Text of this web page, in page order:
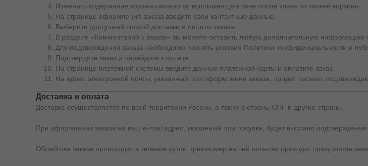
Изменить содержание корзины можно во всплывающем окне после клика по иконке корзины.
На странице оформления заказа введите свои контактные данные.
Выберите доступный способ доставки и оплаты заказа.
В разделе «Комментарий к заказу» вы можете оставить любую дополнительную информацию
Для подтверждения заказа необходимо принять условия Политики конфиденциальности и
Подтвердите заказ и перейдите к оплате.
На странице платежной системы введите данные платежной карты и оплатите заказ.
На адрес электронной почты, указанный при оформлении заказа, придет письмо,
Доставка и оплата
Доставка осуществляется по всей территории России, а также в страны СНГ и другие страны.
При оформлении заказа на ваш e-mail адрес, указанный при покупке, будет выслано подтверждение.
Обработка заказа происходит в течение суток, трек-номер вашей посылки приходит сразу после